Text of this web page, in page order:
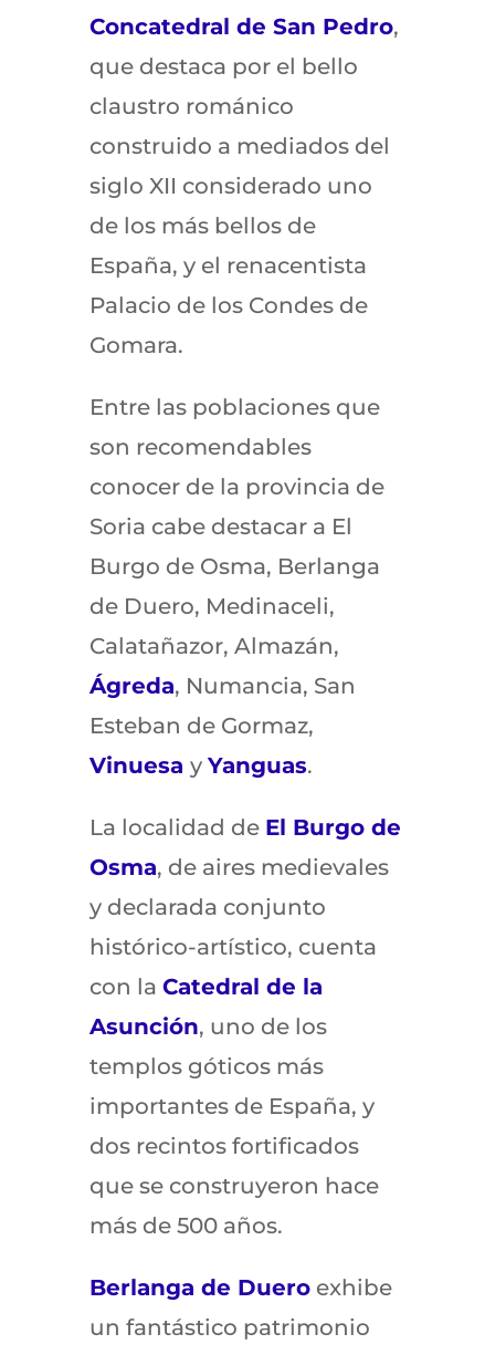
Concatedral de San Pedro,
que destaca por el bello
claustro románico
construido a mediados del
siglo XII considerado uno
de los más bellos de
España, y el renacentista
Palacio de los Condes de
Gomara.
Entre las poblaciones que
son recomendables
conocer de la provincia de
Soria cabe destacar a El
Burgo de Osma, Berlanga
de Duero, Medinaceli,
Calatañazor, Almazán,
Ágreda, Numancia, San
Esteban de Gormaz,
Vinuesa y Yanguas.
La localidad de El Burgo de
Osma, de aires medievales
y declarada conjunto
histórico-artístico, cuenta
con la Catedral de la
Asunción, uno de los
templos góticos más
importantes de España, y
dos recintos fortificados
que se construyeron hace
más de 500 años.
Berlanga de Dueroexhibe
un fantástico patrimonio